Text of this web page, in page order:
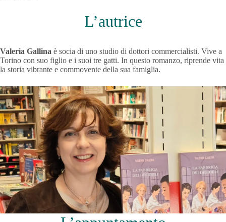
L’autrice
Valeria Gallina è socia di uno studio di dottori commercialisti. Vive a
Torino con suo figlio e i suoi tre gatti. In questo romanzo, riprende vita
la storia vibrante e commovente della sua famiglia.